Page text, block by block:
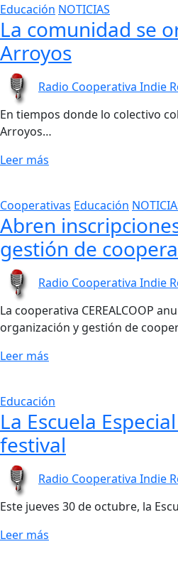
Educación NOTICIAS
La comunidad se
Arroyos
Radio Cooperativa Indie
En tiempos donde lo colectivo
Arroyos…
Leer más
Cooperativas Educación
Abren
gestión de
Radio Cooperativa Indie
La cooperativa CEREALCOOP
organización y gestión de
Leer más
Educación
La Escuela
festival
Radio Cooperativa Indie
Este jueves 30 de octubre, la
Leer más